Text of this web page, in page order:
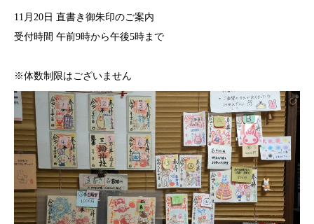
11月20日 直書き御朱印のご案内⁡
⁡受付時間 午前9時から午後5時まで
※体数制限はございません